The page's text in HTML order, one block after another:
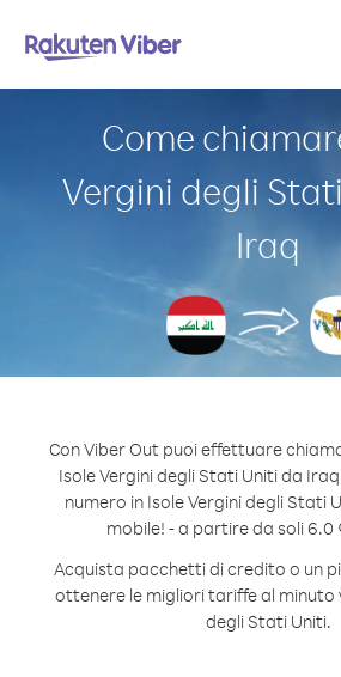
Come
Vergini degli
Iraq
Con Viber Out puoi effettuare
Isole Vergini degli Stati Uniti da
numero in Isole Vergini degli Stati
mobile! - a partire da soli 6.0
Acquista pacchetti di credito o un
ottenere le migliori tariffe al minuto
degli Stati Uniti.